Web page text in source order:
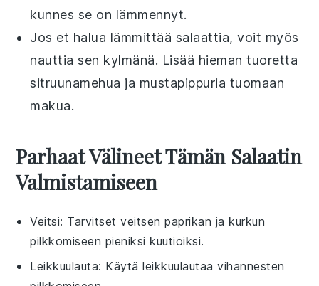
kunnes se on lämmennyt.
Jos et halua lämmittää salaattia, voit myös
nauttia sen kylmänä. Lisää hieman tuoretta
sitruunamehua ja mustapippuria tuomaan
makua.
Parhaat Välineet Tämän Salaatin
Valmistamiseen
Veitsi: Tarvitset veitsen paprikan ja kurkun
pilkkomiseen pieniksi kuutioiksi.
Leikkuulauta: Käytä leikkuulautaa vihannesten